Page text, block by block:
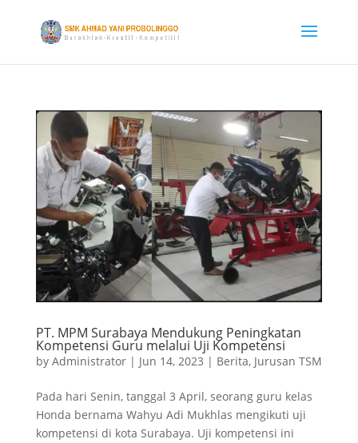
PT. MPM Surabaya Mendukung Peningkatan
Kompetensi Guru melalui Uji Kompetensi
by Administrator| Jun 14, 2023 | Berita, Jurusan TSM
Pada hari Senin, tanggal 3 April, seorang guru kelas
Honda bernama Wahyu Adi Mukhlas mengikuti uji
kompetensi di kota Surabaya. Uji kompetensi ini